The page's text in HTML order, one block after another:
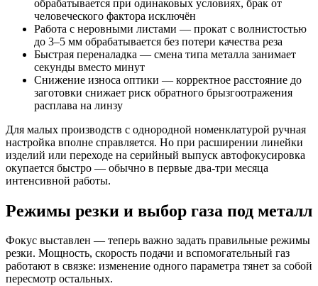
обрабатывается при одинаковых условиях, брак от
человеческого фактора исключён
Работа с неровными листами — прокат с волнистостью
до 3–5 мм обрабатывается без потери качества реза
Быстрая переналадка — смена типа металла занимает
секунды вместо минут
Снижение износа оптики — корректное расстояние до
заготовки снижает риск обратного брызгоотражения
расплава на линзу
Для малых производств с однородной номенклатурой ручная
настройка вполне справляется. Но при расширении линейки
изделий или переходе на серийный выпуск автофокусировка
окупается быстро — обычно в первые два-три месяца
интенсивной работы.
Режимы резки и выбор газа под металл
Фокус выставлен — теперь важно задать правильные режимы
резки. Мощность, скорость подачи и вспомогательный газ
работают в связке: изменение одного параметра тянет за собой
пересмотр остальных.